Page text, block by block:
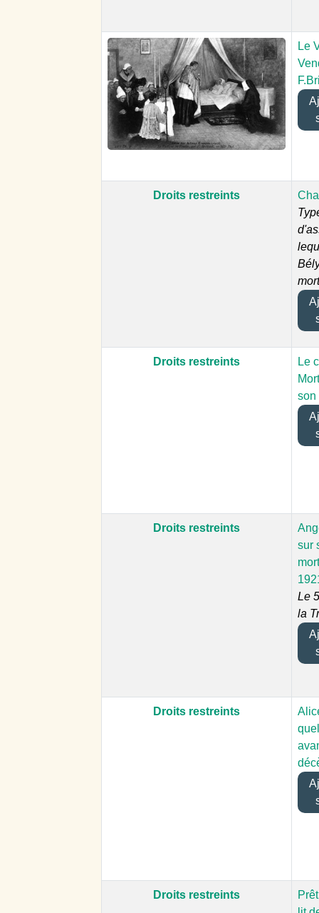
Le
Droits restreints
mort
Droits restreints
Le
son
Droits restreints
sur
Le
la
Droits restreints
Droits restreints